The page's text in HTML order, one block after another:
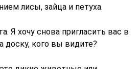
лисы, зайца и петуха.
Я хочу снова пригласить вас в
доску, кого вы видите?